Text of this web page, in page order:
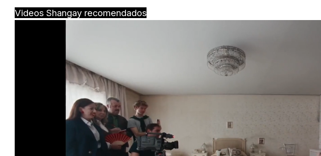
Videos Shangay recomendados